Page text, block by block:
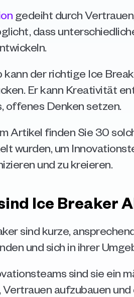
gedeiht durch
dass
kann der richtige Ice
Er kann Kreativität
offenes Denken setzen.
Artikel finden Sie 30
wurden, um
und zu kreieren.
Ice Breaker
sind kurze,
und sich in ihrer
sind sie ein
aufzubauen